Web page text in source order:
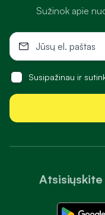
Sužinok apie
Susipažinau ir